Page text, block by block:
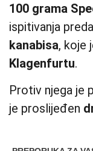
100 grama
ispitivanja
kanabisa, koje
Klagenfurtu.
Protiv njega je
je proslijeđen